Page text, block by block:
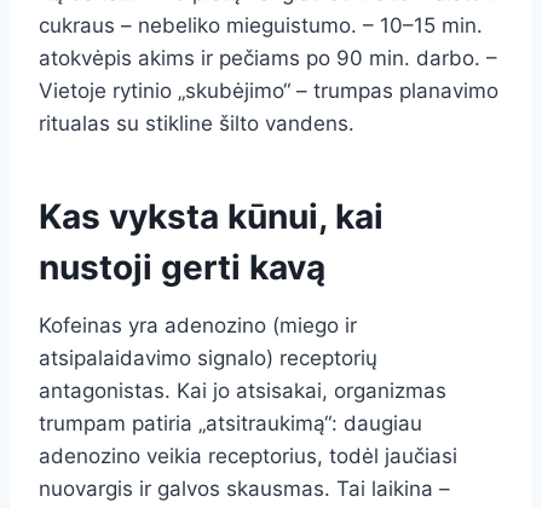
cukraus – nebeliko mieguistumo. – 10–15 min.
atokvėpis akims ir pečiams po 90 min. darbo. –
Vietoje rytinio „skubėjimo“ – trumpas planavimo
ritualas su stikline šilto vandens.
Kas vyksta kūnui, kai
nustoji gerti kavą
Kofeinas yra adenozino (miego ir
atsipalaidavimo signalo) receptorių
antagonistas. Kai jo atsisakai, organizmas
trumpam patiria „atsitraukimą“: daugiau
adenozino veikia receptorius, todėl jaučiasi
nuovargis ir galvos skausmas. Tai laikina –